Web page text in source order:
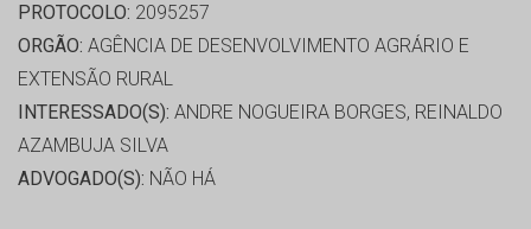
PROTOCOLO: 2095257
ORGÃO: AGÊNCIA DE DESENVOLVIMENTO AGRÁRIO E
EXTENSÃO RURAL
INTERESSADO(S): ANDRE NOGUEIRA BORGES, REINALDO
AZAMBUJA SILVA
ADVOGADO(S): NÃO HÁ